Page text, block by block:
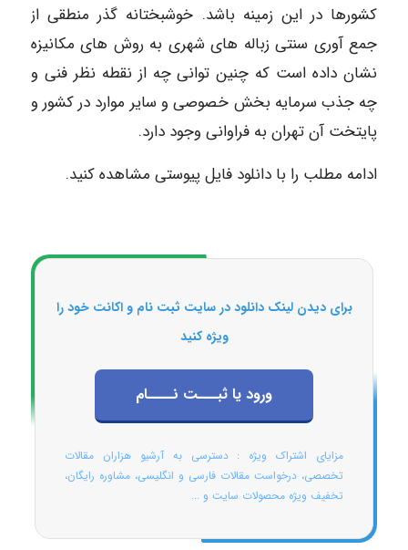
کشورها در این زمینه باشد. خوشبختانه گذر منطقی از
جمع آوری سنتی زباله های شهری به روش های مکانیزه
نشان داده است که چنین توانی چه از نقطه نظر فنی و
چه جذب سرمایه بخش خصوصی و سایر موارد در کشور و
پایتخت آن تهران به فراوانی وجود دارد.
ادامه مطلب را با دانلود فایل پیوستی مشاهده کنید.
برای دیدن لینک دانلود در سایت ثبت نام و اکانت خود را
ویژه کنید
ورود یا ثبـــت نــــام
مزایای اشتراک ویژه : دسترسی به آرشیو هزاران مقالات
تخصصی، درخواست مقالات فارسی و انگلیسی، مشاوره رایگان،
تخفیف ویژه محصولات سایت و ...